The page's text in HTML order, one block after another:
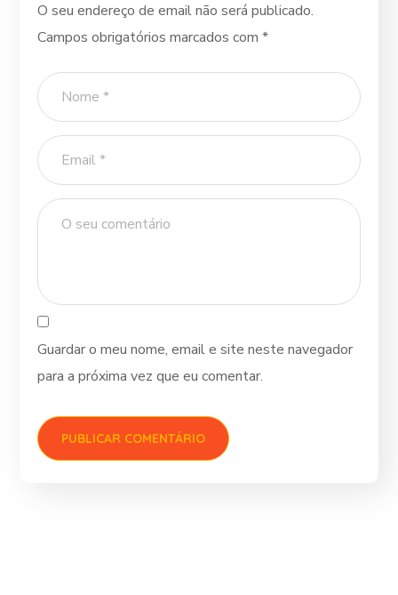
O seu endereço de email não será publicado.
Campos obrigatórios marcados com*
Guardar o meu nome, email e site neste navegador
para a próxima vez que eu comentar.